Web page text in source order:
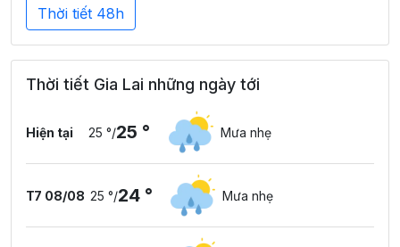
Thời tiết 48h
Thời tiết Gia Lai những ngày tới
Hiện tại 25 °/25 ° Mưa nhẹ
T7 08/08 25 °/24 ° Mưa nhẹ